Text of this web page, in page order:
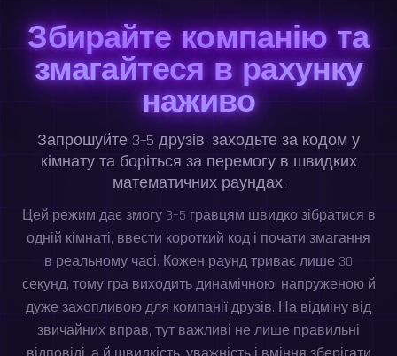
Збирайте компанію та
змагайтеся в рахунку
наживо
Запрошуйте 3–5 друзів, заходьте за кодом у
кімнату та боріться за перемогу в швидких
математичних раундах.
Цей режим дає змогу 3–5 гравцям швидко зібратися в
одній кімнаті, ввести короткий код і почати змагання
в реальному часі. Кожен раунд триває лише 30
секунд, тому гра виходить динамічною, напруженою й
дуже захопливою для компанії друзів. На відміну від
звичайних вправ, тут важливі не лише правильні